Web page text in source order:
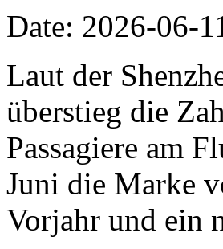
Date: 2026-06-11
Laut der
überstieg die
Passagiere am
Juni die Marke
Vorjahr und ein